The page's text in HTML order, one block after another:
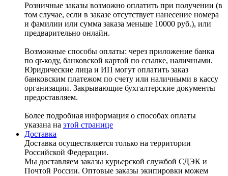
Розничные заказы возможно оплатить при получении (в
том случае, если в заказе отсутствует нанесение номера
и фамилии или сумма заказа меньше 10000 руб.), или
предварительно онлайн.
Возможные способы оплаты: через приложение банка
по qr-коду, банковской картой по ссылке, наличными.
Юридические лица и ИП могут оплатить заказ
банковским платежом по счету или наличными в кассу
организации. Закрывающие бухгалтерские документы
предоставляем.
Более подробная информация о способах оплаты
указана на этой странице
Доставка
Доставка осуществляется только на территории
Российской Федерации.
Мы доставляем заказы курьерской службой СДЭК и
Почтой России. Оптовые заказы экипировки можем